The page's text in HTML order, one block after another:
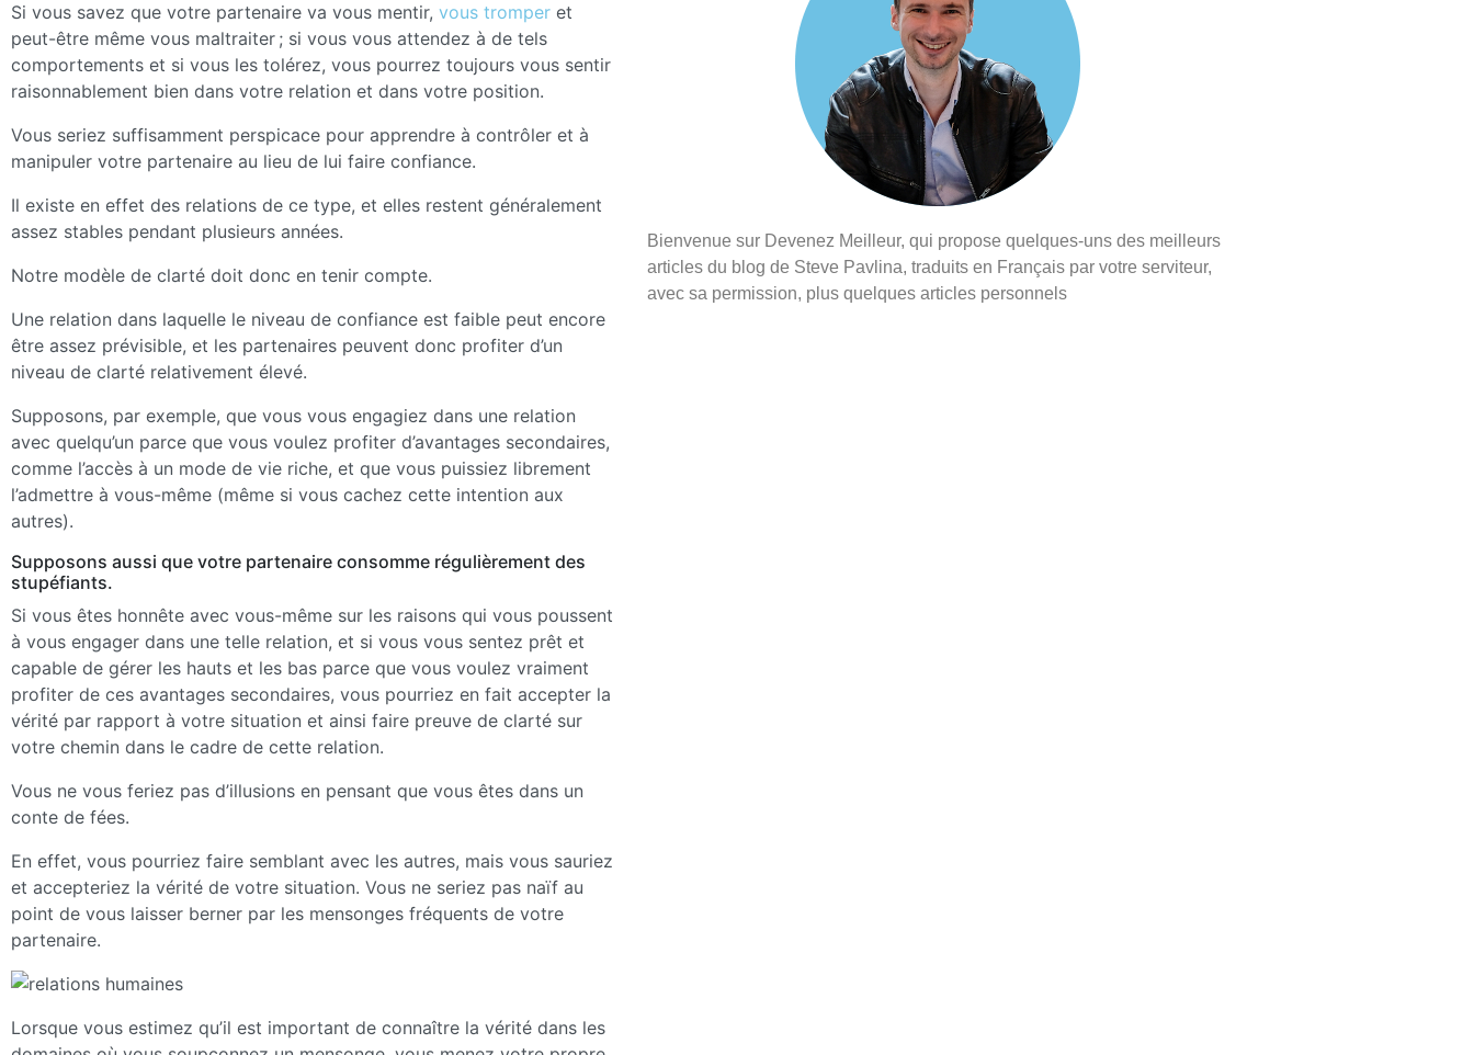
Si vous savez que votre partenaire va vous mentir, vous tromper et
peut-être même vous maltraiter ; si vous vous attendez à de tels
comportements et si vous les tolérez, vous pourrez toujours vous sentir
raisonnablement bien dans votre relation et dans votre position.
Vous seriez suffisamment perspicace pour apprendre à contrôler et à
manipuler votre partenaire au lieu de lui faire confiance.
Il existe en effet des relations de ce type, et elles restent généralement
assez stables pendant plusieurs années.
Notre modèle de clarté doit donc en tenir compte.
Une relation dans laquelle le niveau de confiance est faible peut encore
être assez prévisible, et les partenaires peuvent donc profiter d’un
niveau de clarté relativement élevé.
Supposons, par exemple, que vous vous engagiez dans une relation
avec quelqu’un parce que vous voulez profiter d’avantages secondaires,
comme l’accès à un mode de vie riche, et que vous puissiez librement
l’admettre à vous-même (même si vous cachez cette intention aux
autres).
Supposons aussi que votre partenaire consomme régulièrement des
stupéfiants.
Si vous êtes honnête avec vous-même sur les raisons qui vous poussent
à vous engager dans une telle relation, et si vous vous sentez prêt et
capable de gérer les hauts et les bas parce que vous voulez vraiment
profiter de ces avantages secondaires, vous pourriez en fait accepter la
vérité par rapport à votre situation et ainsi faire preuve de clarté sur
votre chemin dans le cadre de cette relation.
Vous ne vous feriez pas d’illusions en pensant que vous êtes dans un
conte de fées.
En effet, vous pourriez faire semblant avec les autres, mais vous sauriez
et accepteriez la vérité de votre situation. Vous ne seriez pas naïf au
point de vous laisser berner par les mensonges fréquents de votre
partenaire.
Lorsque vous estimez qu’il est important de connaître la vérité dans les
Bienvenue sur Devenez Meilleur, qui propose quelques-uns des meilleurs
articles du blog de Steve Pavlina, traduits en Français par votre serviteur,
avec sa permission, plus quelques articles personnels